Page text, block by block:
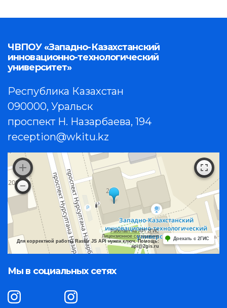
ЧВПОУ «Западно-Казахстанский
инновационно-технологический
университет»
Республика Казахстан
090000, Уральск
проспект Н. Назарбаева, 194
reception@wkitu.kz
Работает на API 2ГИС
Лицензионное соглашение
Для корректной работы Raster JS API нужен ключ. Помощь:
api@2gis.ru
Доехать с 2ГИС
Мы в социальных сетях